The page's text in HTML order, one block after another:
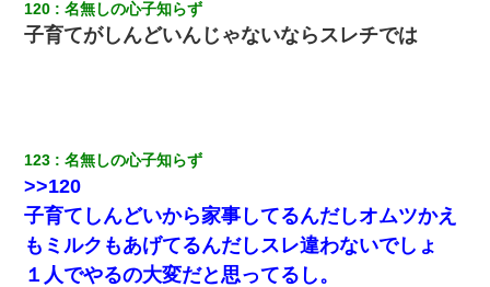
された弟が、大学進学のために一人暮らししたいと言い出した。
我が家のガレージに見知らぬ車。俺「もしもし、玄関にもシャッ
ターリモコンあるだろ？DOWNのボタン押してｗ」→ 待つこと１
時間弱・・・
さっき嫁から、「愛しています」ってメールが届いた。俺も「愛
してます」って送ったら
120 名無しの心子知らず
子育てがしんどいんじゃないならスレチでは
123 名無しの心子知らず
>>120
子育てしんどいから家事してるんだしオムツかえ
もミルクもあげてるんだしスレ違わないでしょ
１人でやるの大変だと思ってるし。